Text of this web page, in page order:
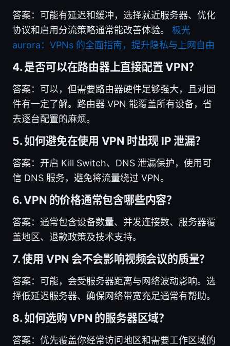
答案：可能有延迟和缓冲，选择就近服务器、优化
协议和启用分流策略通常能改善体验。 极光
aurora：VPNs 的全面指南，提升隐私与上网自由
4. 是否可以在路由器上直接配置 VPN？
答案：可以，但需要路由器硬件足够强大，且对固
件有一定了解。路由器 VPN 能覆盖所有设备，省
去逐台配置的麻烦。
5. 如何避免在使用 VPN 时出现 IP 泄漏？
答案：开启 Kill Switch、DNS 泄漏保护，使用可
信 DNS 服务，避免将流量绕过 VPN。
6. VPN 的价格通常包含哪些内容？
答案：通常包含设备数量、并发连接数、服务器覆
盖地区、退款政策及技术支持。
7. 使用 VPN 会不会影响视频会议的质量？
答案：可能，会受服务器距离与网络波动影响。选
择低延迟服务器、确保网络带宽充足通常有帮助。
8. 如何选购 VPN 的服务器区域？
答案：优先覆盖你经常访问地区和需要工作区域的